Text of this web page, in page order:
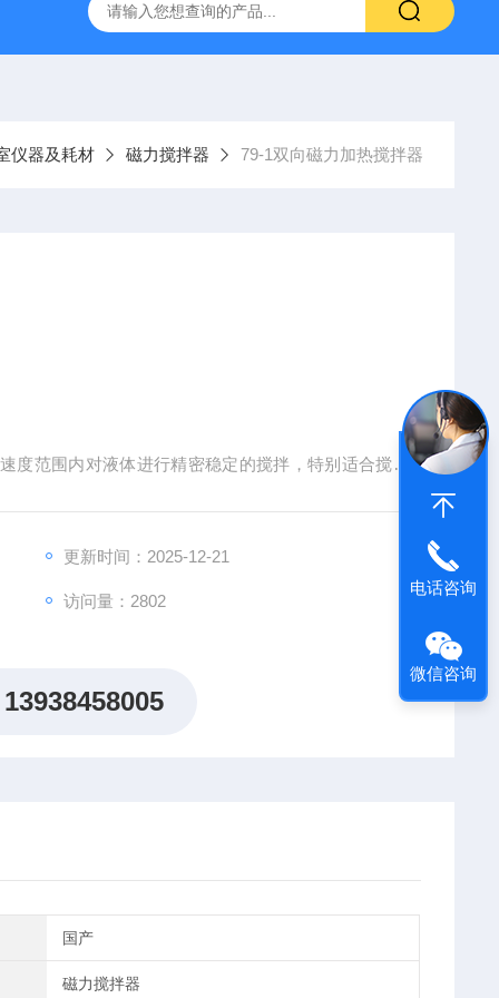
GC-2060F智能血液中酒精色谱仪，血液酒精检测仪
仪器及耗材 磁力搅拌器 79-1双向磁力加热搅拌器
度范围内对液体进行精密稳定的搅拌，特别适合搅拌
更新时间：2025-12-21
访问量：2802
13938458005
国产
磁力搅拌器
电话咨询
微信咨询